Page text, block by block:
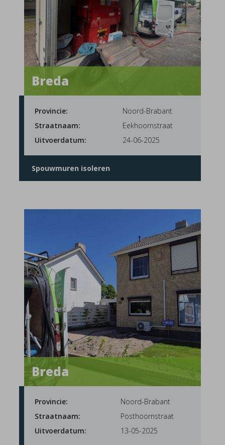
Breda
Provincie:
Noord-Brabant
Straatnaam:
Eekhoornstraat
Uitvoerdatum:
24-06-2025
Spouwmuren isoleren
Breda
Provincie:
Noord-Brabant
Straatnaam:
Posthoornstraat
Uitvoerdatum:
13-05-2025